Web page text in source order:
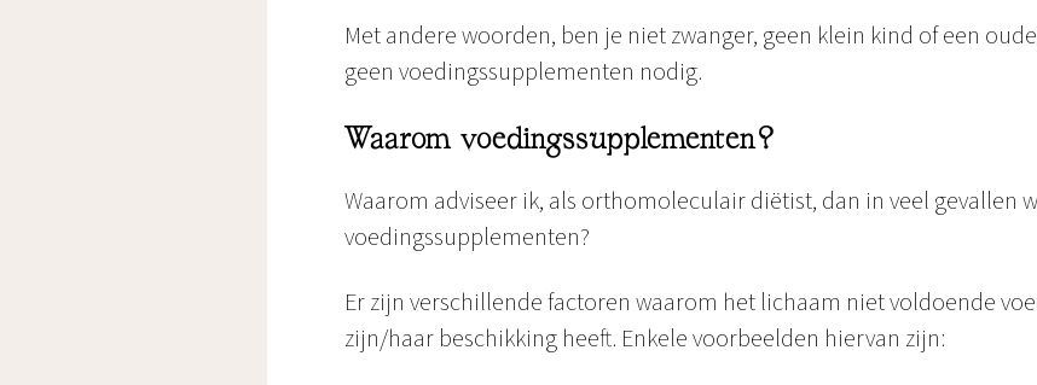
Met andere woorden, ben je niet zwanger, geen klein kind of een
geen voedingssupplementen nodig.
Waarom voedingssupplementen?
Waarom adviseer ik, als orthomoleculair diëtist, dan in veel gevallen
voedingssupplementen?
Er zijn verschillende factoren waarom het lichaam niet voldoende
zijn/haar beschikking heeft. Enkele voorbeelden hiervan zijn: